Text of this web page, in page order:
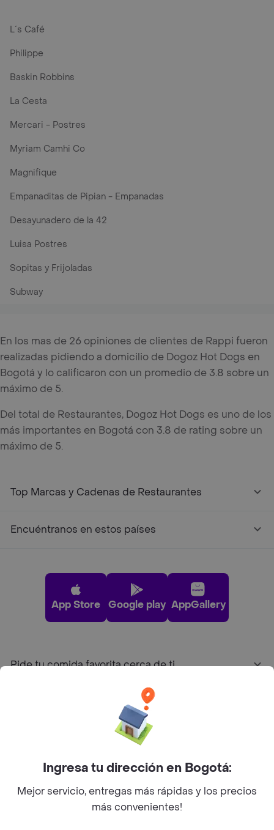
L´s Café
Philippe
Baskin Robbins
La Cesta
Mercari - Postres
Myriam Camhi Co
Magnifique
Empanaditas de Pipian - Empanadas
Desayunadero de la 42
Luisa Postres
Sopitas y Frijoladas
Subway
En los mas de 26 opiniones de clientes de Rappi fueron
realizadas pidiendo a domicilio de Dogoz Hot Dogs en
Bogotá y lo calificaron con un promedio de 3.8 sobre un
máximo de 5.
Del total de Restaurantes, Dogoz Hot Dogs es uno de los
más importantes en Bogotá con 3.8 de rating sobre un
máximo de 5.
Top Marcas y Cadenas de Restaurantes
Encuéntranos en estos países
App Store Google play AppGallery
Pide tu comida favorita cerca de ti
Sobre Rappi
Facebook
Twitter
Instagram
Ingresa tu dirección en Bogotá:
Mejor servicio, entregas más rápidas y los precios
más convenientes!